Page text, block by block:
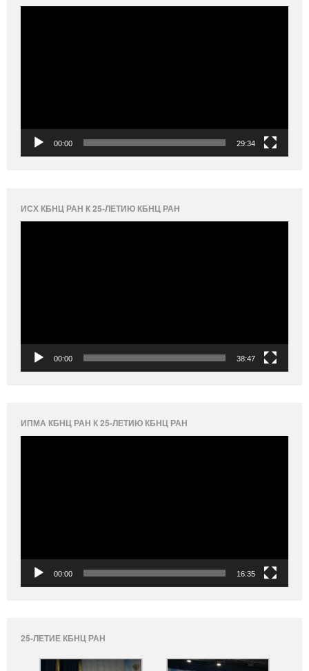
00:00 29:34
ИСХ КБНЦ РАН К 25-ЛЕТИЮ КБНЦ РАН
00:00 38:47
ИПМА КБНЦ РАН К 25-ЛЕТИЮ КБНЦ РАН
00:00 16:35
25-ЛЕТИЕ КБНЦ РАН